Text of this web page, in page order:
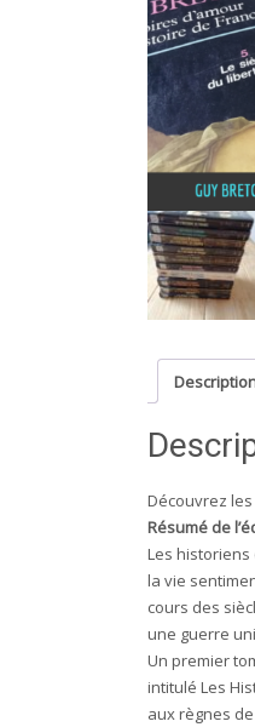
Découvrez les
Résumé de
Les
la vie
cours des
une guerre
Un premier
intitulé Les
aux règnes